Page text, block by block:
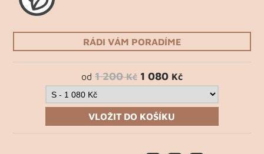
RÁDI VÁM PORADÍME
od 1 200 Kč 1 080 Kč
VLOŽIT DO KOŠÍKU